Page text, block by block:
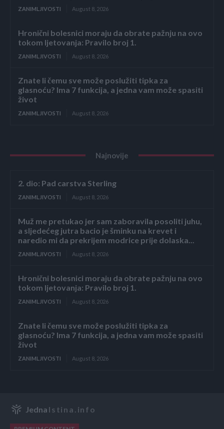
ZANIMLJIVOSTI August 8, 2026
Hronični bolesnici moraju da obrate pažnju na ovo
tokom ljetovanja: Pravilo broj 1.
ZANIMLJIVOSTI August 8, 2026
Znate li čemu sve može poslužiti tipka za
glasnoću? Ima 7 funkcija, a jedna vam može spasiti
život
ZANIMLJIVOSTI August 8, 2026
Najnovije
2. dio: Pad carstva Sterling
ZANIMLJIVOSTI August 8, 2026
Muž me pretukao jer sam zaboravila posoliti juhu,
a sljedećeg jutra bacio je šminku na krevet i
naredio mi da prekrijem modrice prije dolaska...
ZANIMLJIVOSTI August 8, 2026
Hronični bolesnici moraju da obrate pažnju na ovo
tokom ljetovanja: Pravilo broj 1.
ZANIMLJIVOSTI August 8, 2026
Znate li čemu sve može poslužiti tipka za
glasnoću? Ima 7 funkcija, a jedna vam može spasiti
život
ZANIMLJIVOSTI August 8, 2026
Jedna Istina.info